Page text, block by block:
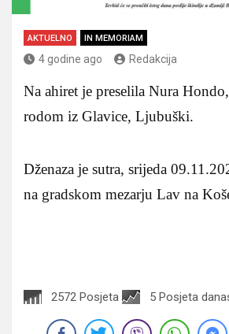
AKTUELNO IN MEMORIAM
4 godine ago Redakcija
Na ahiret je preselila Nura
rodom iz Glavice, Ljubuški.
Dženaza je sutra, srijeda
na gradskom mezarju Lav na
2572 Posjeta 5 Posjeta